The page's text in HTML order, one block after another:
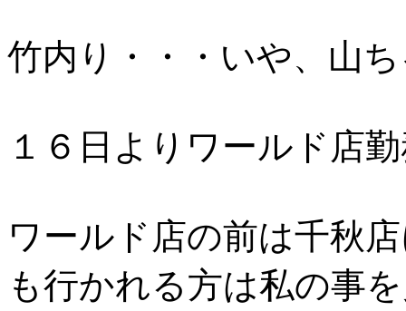
竹内り・・・いや、山
１６日よりワールド店
ワールド店の前は千秋
も行かれる方は私の事